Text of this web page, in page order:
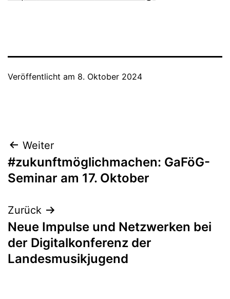
Veröffentlicht am 8. Oktober 2024
Beitragsnavigation
Weiter
#zukunftmöglichmachen: GaFöG-
Seminar am 17. Oktober
Zurück
Neue Impulse und Netzwerken bei
der Digitalkonferenz der
Landesmusikjugend